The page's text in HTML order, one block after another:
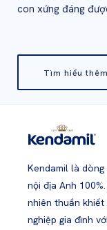
con xứng đáng
Tìm hiểu thêm
Kendamil là
nội địa Anh
nhiên thuần khiết
nghiệp gia đình